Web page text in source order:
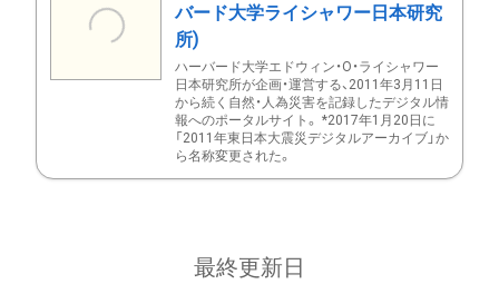
バード大学ライシャワー日本研究
所)
ハーバード大学エドウィン・O・ライシャワー
日本研究所が企画・運営する、2011年3月11日
から続く自然・人為災害を記録したデジタル情
報へのポータルサイト。 *2017年1月20日に
「2011年東日本大震災デジタルアーカイブ」か
ら名称変更された。
最終更新日